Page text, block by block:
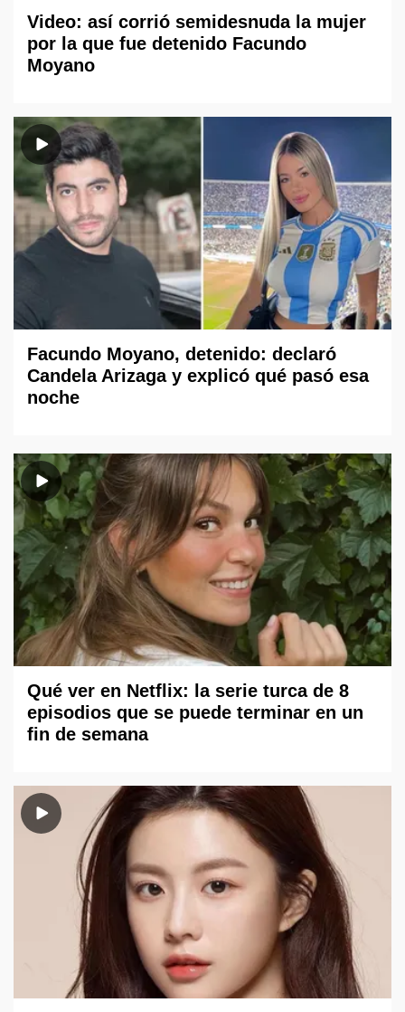
Video: así corrió semidesnuda la mujer
por la que fue detenido Facundo
Moyano
Facundo Moyano, detenido: declaró
Candela Arizaga y explicó qué pasó esa
noche
Qué ver en Netflix: la serie turca de 8
episodios que se puede terminar en un
fin de semana